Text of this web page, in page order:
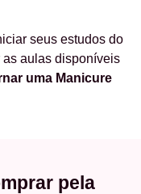
seus estudos do
aulas disponíveis
uma Manicure
pela